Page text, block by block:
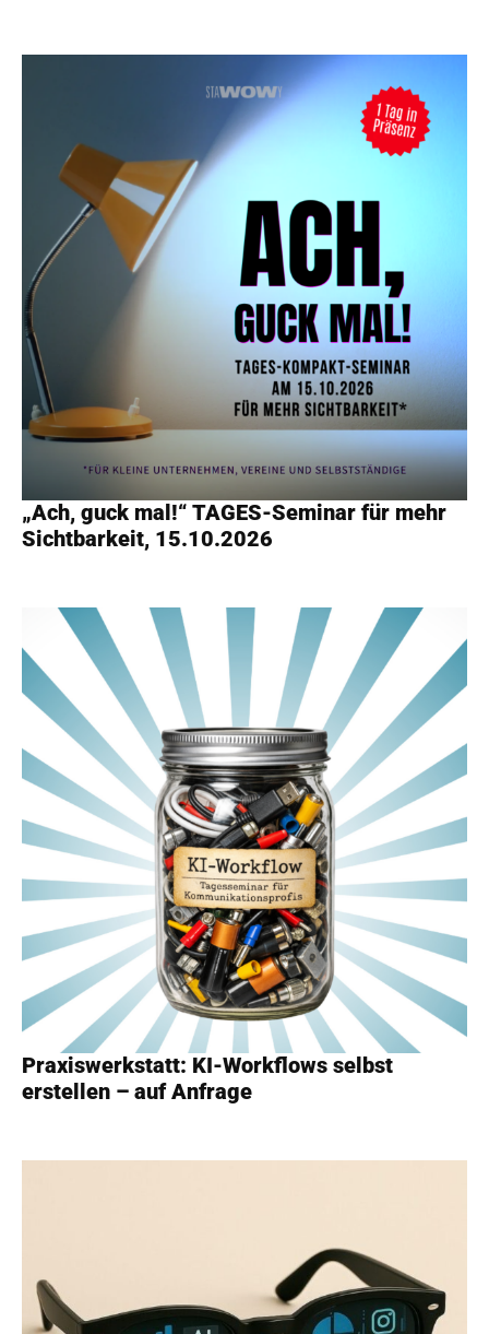
„Ach, guck mal!“ TAGES-Seminar für mehr
Sichtbarkeit, 15.10.2026
Praxiswerkstatt: KI-Workflows selbst
erstellen – auf Anfrage